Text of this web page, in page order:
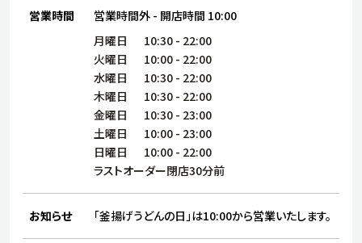
株主・投資家情報
サステナビリティ
ブランド
店舗検索
店舗一覧
採用情報
DXビジョン2028
営業時間 営業時間外 - 開店時間 10:00
月曜日 10:30 - 22:00
火曜日
10:00 - 22:00
水曜日
10:30 - 22:00
木曜日
10:30 - 22:00
金曜日
10:30 - 23:00
土曜日
10:00 - 23:00
日曜日
10:00 - 22:00
ラストオーダー閉店30分前
お知らせ 「釜揚げうどんの日」は10:00から営業いたします。